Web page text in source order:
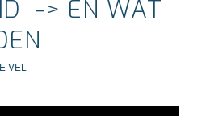
-> EN WAT
VEL